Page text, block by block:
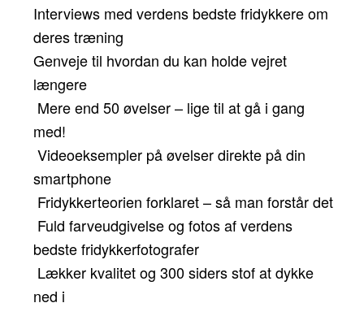
Interviews med verdens bedste fridykkere om
deres træning
Genveje til hvordan du kan holde vejret
længere
Mere end 50 øvelser – lige til at gå i gang
med!
Videoeksempler på øvelser direkte på din
smartphone
Fridykkerteorien forklaret – så man forstår det
Fuld farveudgivelse og fotos af verdens
bedste fridykkerfotografer
Lækker kvalitet og 300 siders stof at dykke
ned i